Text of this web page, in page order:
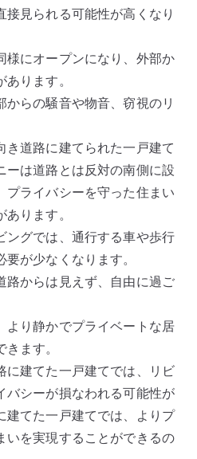
見られる可能性が高くなり
様にオープンになり、外部か
ります。
からの騒音や物音、窃視のリ
き道路に建てられた一戸建て
ーは道路とは反対の南側に設
プライバシーを守った住まい
ります。
ングでは、通行する車や歩行
が少なくなります。
路からは見えず、自由に過ご
より静かでプライベートな居
ます。
に建てた一戸建てでは、リビ
バシーが損なわれる可能性が
建てた一戸建てでは、よりプ
いを実現することができるの